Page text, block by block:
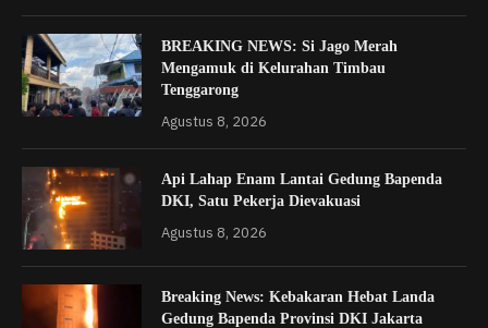
BREAKING NEWS: Si Jago Merah
Mengamuk di Kelurahan Timbau
Tenggarong
Agustus 8, 2026
Api Lahap Enam Lantai Gedung Bapenda
DKI, Satu Pekerja Dievakuasi
Agustus 8, 2026
Breaking News: Kebakaran Hebat Landa
Gedung Bapenda Provinsi DKI Jakarta